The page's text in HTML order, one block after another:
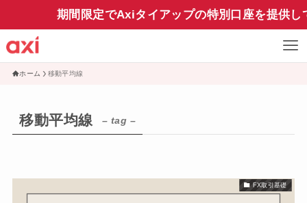
期間限定でAxiタイアップの特別口座を提供
ホーム 移動平均線
移動平均線 – tag –
FX取引基礎